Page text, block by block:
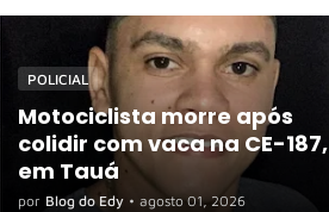
POLICIAL
Motociclista morre após
colidir com vaca na CE-187,
em Tauá
por Blog do Edy • agosto 01, 2026